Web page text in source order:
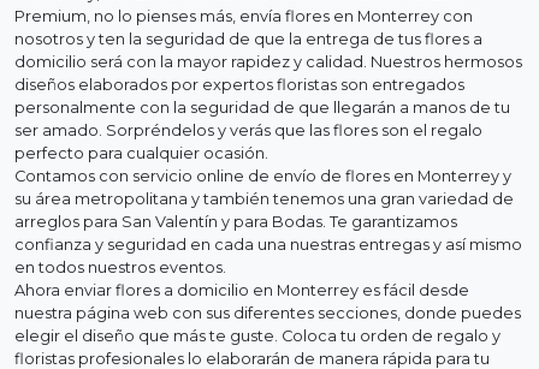
Premium, no lo pienses más, envía flores en Monterrey con
nosotros y ten la seguridad de que la entrega de tus flores a
domicilio será con la mayor rapidez y calidad. Nuestros hermosos
diseños elaborados por expertos floristas son entregados
personalmente con la seguridad de que llegarán a manos de tu
ser amado. Sorpréndelos y verás que las flores son el regalo
perfecto para cualquier ocasión.
Contamos con servicio online de envío de flores en Monterrey y
su área metropolitana y también tenemos una gran variedad de
arreglos para San Valentín y para Bodas. Te garantizamos
confianza y seguridad en cada una nuestras entregas y así mismo
en todos nuestros eventos.
Ahora enviar flores a domicilio en Monterrey es fácil desde
nuestra página web con sus diferentes secciones, donde puedes
elegir el diseño que más te guste. Coloca tu orden de regalo y
floristas profesionales lo elaborarán de manera rápida para tu